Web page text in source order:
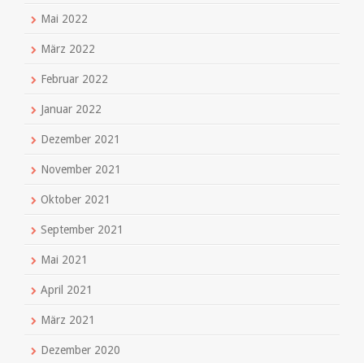
Mai 2022
März 2022
Februar 2022
Januar 2022
Dezember 2021
November 2021
Oktober 2021
September 2021
Mai 2021
April 2021
März 2021
Dezember 2020